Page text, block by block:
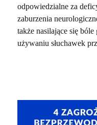
odpowiedzialne za
zaburzenia
także nasilające się
używaniu słuchawek